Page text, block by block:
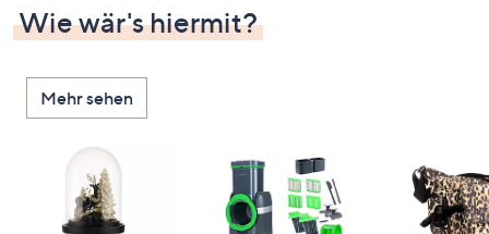
Wie wär's hiermit?
Mehr sehen